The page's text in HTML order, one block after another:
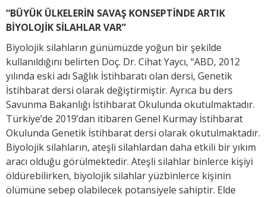
“BÜYÜK ÜLKELERİN SAVAŞ KONSEPTİNDE ARTIK
BİYOLOJİK SİLAHLAR VAR”
Biyolojik silahların günümüzde yoğun bir şekilde
kullanıldığını belirten Doç. Dr. Cihat Yaycı, “ABD, 2012
yılında eski adı Sağlık İstihbaratı olan dersi, Genetik
İstihbarat dersi olarak değiştirmiştir. Ayrıca bu ders
Savunma Bakanlığı İstihbarat Okulunda okutulmaktadır.
Türkiye’de 2019’dan itibaren Genel Kurmay İstihbarat
Okulunda Genetik İstihbarat dersi olarak okutulmaktadır.
Biyolojik silahların, ateşli silahlardan daha etkili bir yıkım
aracı olduğu görülmektedir. Ateşli silahlar binlerce kişiyi
öldürebilirken, biyolojik silahlar yüzbinlerce kişinin
ölümüne sebep olabilecek potansiyele sahiptir. Elde